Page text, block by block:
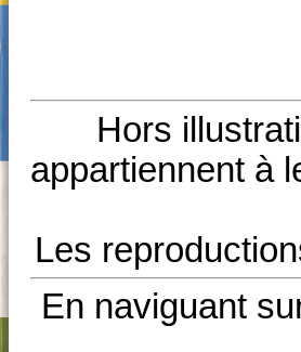
Hors
appartiennent à
Les
En naviguant